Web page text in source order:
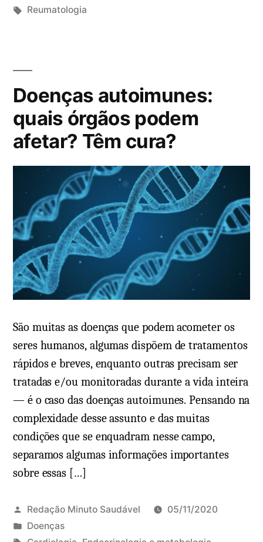
u
a
o
e
T
Reumatologia
Doenças autoimunes:
quais órgãos podem
afetar? Têm cura?
São muitas as doenças que podem acometer os
seres humanos, algumas dispõem de tratamentos
rápidos e breves, enquanto outras precisam ser
tratadas e/ou monitoradas durante a vida inteira
— é o caso das doenças autoimunes. Pensando na
complexidade desse assunto e das muitas
condições que se enquadram nesse campo,
separamos algumas informações importantes
sobre essas […]
Redação Minuto Saudável
05/11/2020
P
Doenças